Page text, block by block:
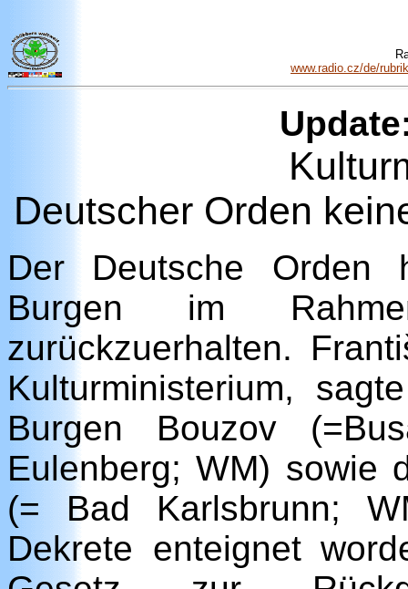
www.radio.cz/de/
Deutscher Orden
Der Deutsche Orden
Burgen im
zurückzuerhalten.
Kulturministerium,
Burgen Bouzov
Eulenberg; WM) sowie
(= Bad Karlsbrunn;
Dekrete enteignet